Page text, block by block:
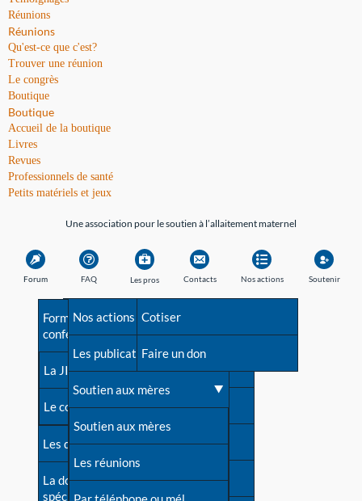
Réunions
Réunions
Qu'est-ce que c'est?
Trouver une réunion
Le congrès
Boutique
Boutique
Accueil de la boutique
Livres
Revues
Professionnels de santé
Petits matériels et jeux
Une association pour le soutien à l’allaitement maternel
Forum FAQ
Avant la naissance
Les débuts
Une difficulté d'allaitement ?
Cas particuliers
Mythes et vérités
Les pros
Formations et
conférences
La JIA
Le congrès
Les dossiers de l'allaitement
La documentation
spécialisée
Contacts
Besoin d'aide?
Répertoire de tous les
contacts
Contact presse
Dossier de presse
Soutenir LLL
Nos actions
Nos actions
Les publications
Soutien aux mères
Soutien aux mères
Les réunions
Soutenir
Cotiser
Faire un don